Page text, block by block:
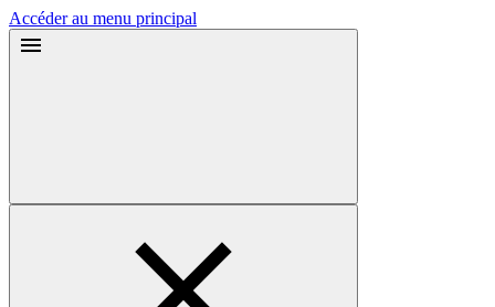
Accéder au menu principal